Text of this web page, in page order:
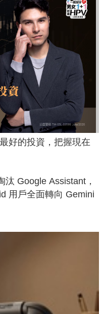
好的投資，把握現在
汰 Google Assistant，
用戶全面轉向 Gemini